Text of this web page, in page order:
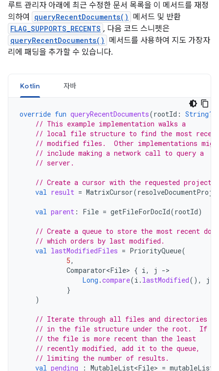
루트 관리자 아래에 최근 수정한 문서 목록을 이 메서드를 재정
의하여
queryRecentDocuments() 메서드 및 반환
FLAG_SUPPORTS_RECENTS , 다음 코드 스니펫은
queryRecentDocuments()
메서드를 사용하여 지도 가장자
리에 패딩을 추가할 수 있습니다.
Kotlin 자바
override fun queryRecentDocuments(rootId : String?
// This example implementation walks a
// local file structure to find the most
// modified files.  Other implementations
// include making a network call to query a
// server.
// Create a cursor with the requested
val result = MatrixCursor(
val parent : File = getFileForDocId(rootId)
// Create a queue to store the most recent
// which orders by last modified.
val lastModifiedFiles = PriorityQueue(
5,
Comparator<File> { i, j -
Long .compare(i . lastModified(), j
}
)
// Iterate through all files and directories
// in the file structure under the root.  If
// the file is more recent than the least
// recently modified, add it to the queue,
// limiting the number of results.
val pending : MutableList<File> =